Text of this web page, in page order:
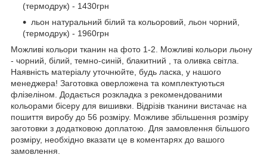
(термодрук) - 1430грн
льон натуральний білий та кольоровий, льон чорний,
(термодрук) - 1960грн
Можливі кольори тканин на фото 1-2. Можливі кольори льону
- чорний, білий, темно-синій, блакитний , та оливка світла.
Наявність матеріалу уточнюйте, будь ласка, у нашого
менеджера! Заготовка оверложена та комплектуються
флізеліном. Додається розкладка з рекомендованими
кольорами бісеру для вишивки. Відрізів тканини вистачає на
пошиття виробу до 56 розміру. Можливе збільшення розміру
заготовки з додатковою доплатою. Для замовлення більшого
розміру, необхідно вказати це в коментарях до вашого
замовлення.